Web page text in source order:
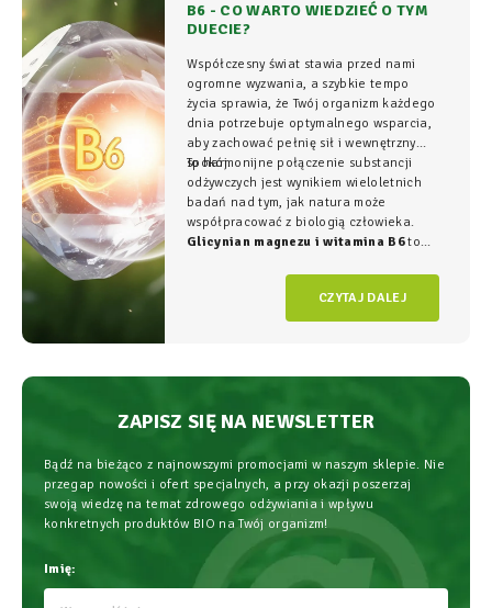
B6 - CO WARTO WIEDZIEĆ O TYM
DUECIE?
Współczesny świat stawia przed nami
ogromne wyzwania, a szybkie tempo
życia sprawia, że Twój organizm każdego
dnia potrzebuje optymalnego wsparcia,
aby zachować pełnię sił i wewnętrzny
spokój.
To harmonijne połączenie substancji
odżywczych jest wynikiem wieloletnich
badań nad tym, jak natura może
współpracować z biologią człowieka.
Glicynian magnezu i witamina B6to
fundament świadomego wspierania
organizmu, łączący wysoką skuteczność z
najwyższym bezpieczeństwem
CZYTAJ DALEJ
ZAPISZ SIĘ NA NEWSLETTER
Bądź na bieżąco z najnowszymi promocjami w naszym sklepie. Nie
przegap nowości i ofert specjalnych, a przy okazji poszerzaj
swoją wiedzę na temat zdrowego odżywiania i wpływu
konkretnych produktów BIO na Twój organizm!
Imię: